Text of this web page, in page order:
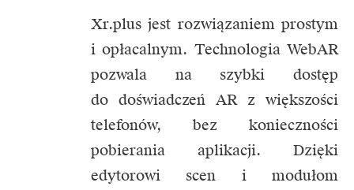
Xr.plus jest rozwiązaniem prostym
i opłacalnym. Technologia WebAR
pozwala na szybki dostęp
do doświadczeń AR z większości
telefonów, bez konieczności
pobierania aplikacji. Dzięki
edytorowi scen i modułom